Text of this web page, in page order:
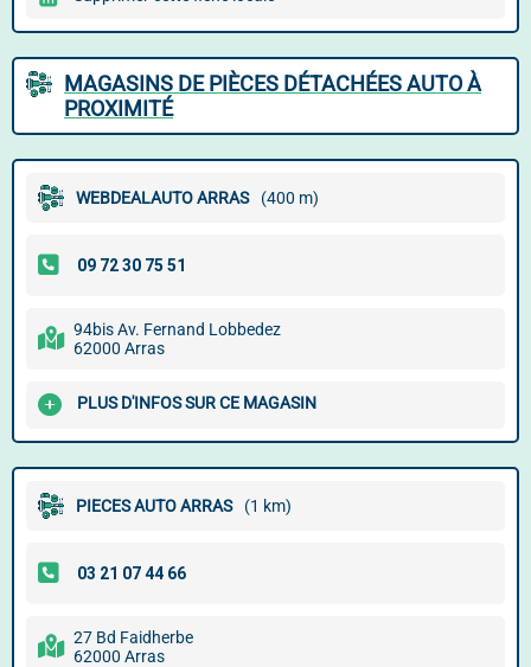
MAGASINS DE PIÈCES DÉTACHÉES AUTO À
PROXIMITÉ
WEBDEALAUTO ARRAS (400 m)
94bis Av. Fernand Lobbedez
62000 Arras
PLUS D'INFOS SUR CE MAGASIN
PIECES AUTO ARRAS (1 km)
27 Bd Faidherbe
62000 Arras